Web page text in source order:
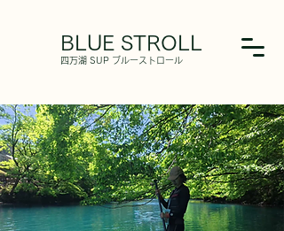
BLUE STROLL
​四万湖 SUP ブルーストロール